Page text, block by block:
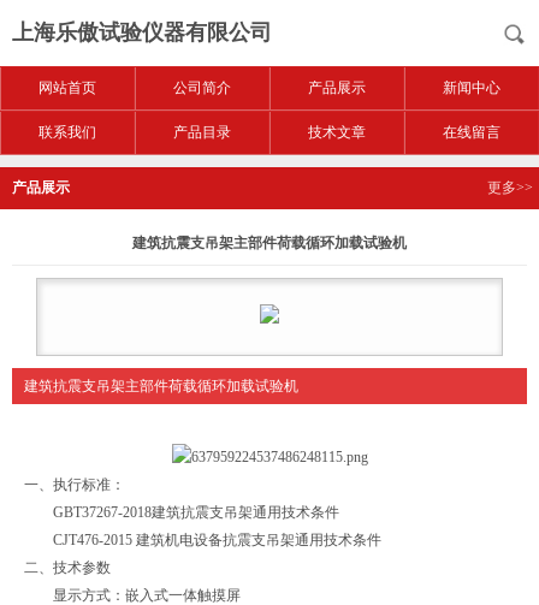
上海乐傲试验仪器有限公司
网站首页 公司简介 产品展示 新闻中心
联系我们 产品目录 技术文章 在线留言
产品展示 更多>>
建筑抗震支吊架主部件荷载循环加载试验机
建筑抗震支吊架主部件荷载循环加载试验机
一、执行标准：
GBT37267-2018建筑抗震支吊架通用技术条件
CJT476-2015 建筑机电设备抗震支吊架通用技术条件
二、技术参数
显示方式：嵌入式一体触摸屏